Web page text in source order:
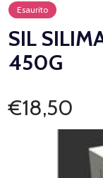
Esaurito
SIL
450G
€18,50